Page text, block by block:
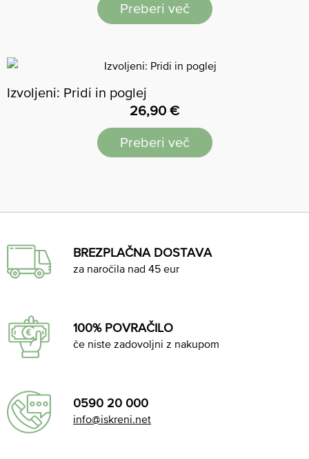
Preberi več
Izvoljeni: Pridi in poglej
26,90 €
Preberi več
BREZPLAČNA DOSTAVA
za naročila nad 45 eur
100% POVRAČILO
če niste zadovoljni z nakupom
0590 20 000
info@iskreni.net